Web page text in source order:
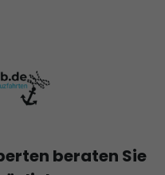
beraten Sie